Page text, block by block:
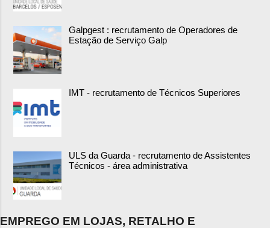
Galpgest : recrutamento de Operadores de
Estação de Serviço Galp
IMT - recrutamento de Técnicos Superiores
ULS da Guarda - recrutamento de Assistentes
Técnicos - área administrativa
EMPREGO EM LOJAS, RETALHO E